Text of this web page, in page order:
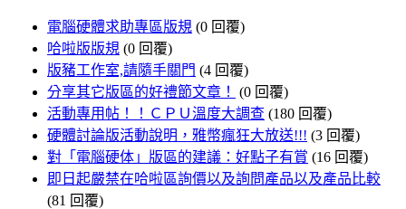
電腦硬體求助專區版規 (0 回覆)
哈啦版版規 (0 回覆)
版豬工作室,請隨手關門 (4 回覆)
分享其它版區的好禮節文章！
(0 回覆)
活動專用帖！！ＣＰＵ溫度大調查 (180 回覆)
硬體討論版活動說明，雅幣瘋狂大放送!!! (3 回覆)
對「電腦硬体」版區的建議：好點子有賞 (16 回覆)
即日起嚴禁在哈啦區詢價以及詢問產品以及產品比較
(81 回覆)